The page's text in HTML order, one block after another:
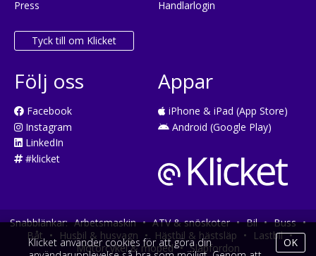
Press
Tyck till om Klicket
Handlarlogin
Följ oss
Facebook
Instagram
LinkedIn
#klicket
Appar
iPhone & iPad (App Store)
Android (Google Play)
Snabblänkar: Arbetsmaskin • ATV & snöskoter • Bil • Buss •
Båt • Husbil & husvagn • Hästbil & hästsläp • Lastbil •
Motorcykel & moped • Släpfordon
Klicket använder cookies för att göra din
OK